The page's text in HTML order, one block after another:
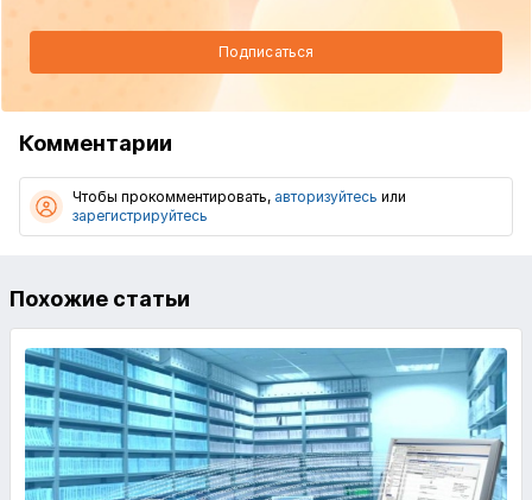
Подписаться
Комментарии
Чтобы прокомментировать, авторизуйтесь или
зарегистрируйтесь
Похожие статьи